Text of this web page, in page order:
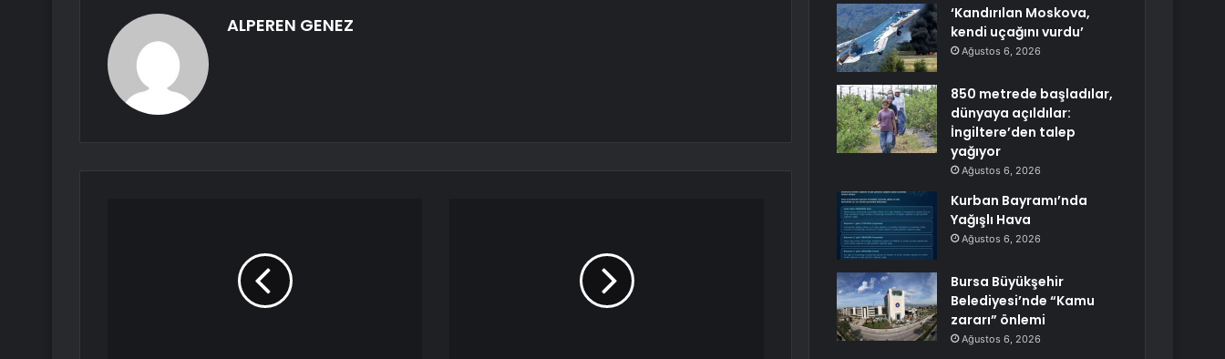
ALPEREN GENEZ
‘Kandırılan Moskova,
kendi uçağını vurdu’
Ağustos 6, 2026
850 metrede başladılar,
dünyaya açıldılar:
İngiltere’den talep
yağıyor
Ağustos 6, 2026
Kurban Bayramı’nda
Yağışlı Hava
Ağustos 6, 2026
Bursa Büyükşehir
Belediyesi’nde “Kamu
zararı” önlemi
Ağustos 6, 2026